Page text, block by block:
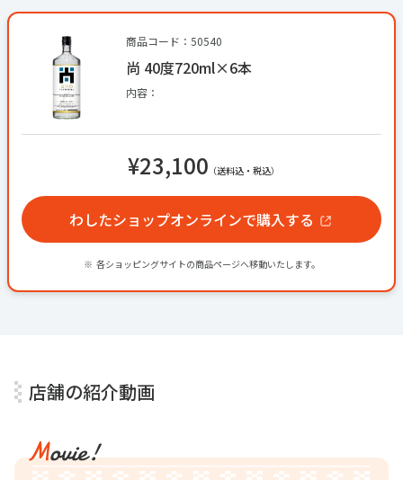
商品コード：50540
尚 40度720ml×6本
内容：
¥23,100 （送料込・税込）
わしたショップオンラインで購入する
各ショッピングサイトの商品ページへ移動いたします。
店舗の紹介動画